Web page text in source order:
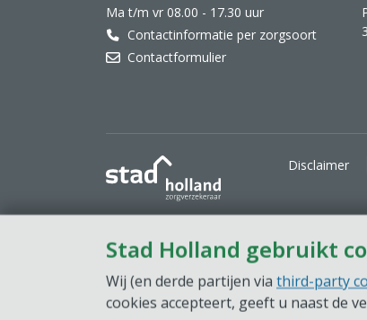
Stad Holland gebruikt
Wij (en derde partijen via third-party
cookies accepteert, geeft u naast de
Ma t/m vr 08.00 - 17.30 uur
Contactinformatie per zorgsoort
Contactformulier
Stad HollandDisclaimer